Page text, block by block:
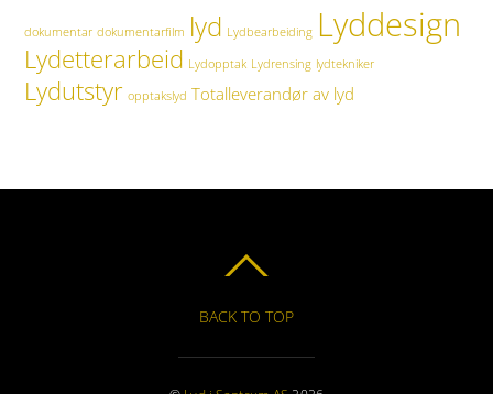
dokumentar dokumentarfilm lyd Lydbearbeiding Lyddesign
Lydetterarbeid Lydopptak Lydrensing lydtekniker
Lydutstyr opptakslyd Totalleverandør av lyd
BACK TO TOP